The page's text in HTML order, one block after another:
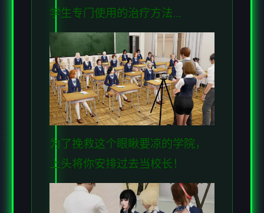
学生专门使用的治疗方法...
为了挽救这个眼瞅要凉的学院，
上头将你安排过去当校长！